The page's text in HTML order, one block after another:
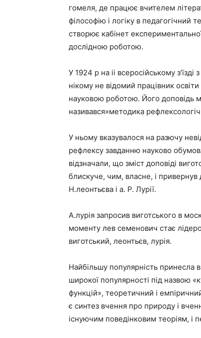
гомеля, де працює вчителем
філософію і логіку в педагогічний
створює кабінет
дослідною роботою.
У 1924 р на ii всеросійському
нікому не відомий працівник
науковою роботою. Його доповідь
називався»методика
У ньому вказувалося на разючу
рефлексу завданню науково
відзначали, що зміст доповіді
блискуче, чим, власне, і привернув
Н.леонтьєва і а. Р. Лурії.
А.лурія запросив виготського в
моменту лев семенович стає
виготський, леонтьєв, лурія.
Найбільшу популярність принесла
широкої популярності під назвою
функцій», теоретичний і
є синтез вчення про природу і
існуючим поведінковим теоріям, і